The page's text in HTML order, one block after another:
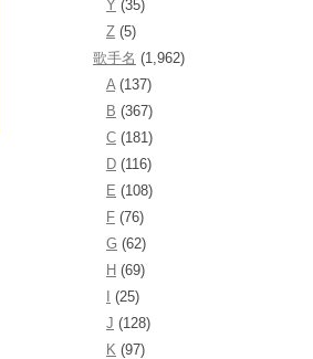
Y (35)
Z (5)
歌手名 (1,962)
A(137)
B (367)
C (181)
D (116)
E (108)
F (76)
G (62)
H (69)
(25)
J (128)
K (97)